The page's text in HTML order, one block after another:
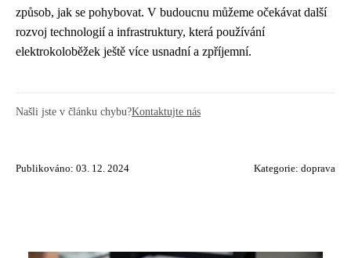
způsob, jak se pohybovat. V budoucnu můžeme očekávat další
rozvoj technologií a infrastruktury, která používání
elektrokoloběžek ještě více usnadní a zpříjemní.
Našli jste v článku chybu?Kontaktujte nás
Publikováno: 03. 12. 2024 Kategorie: doprava